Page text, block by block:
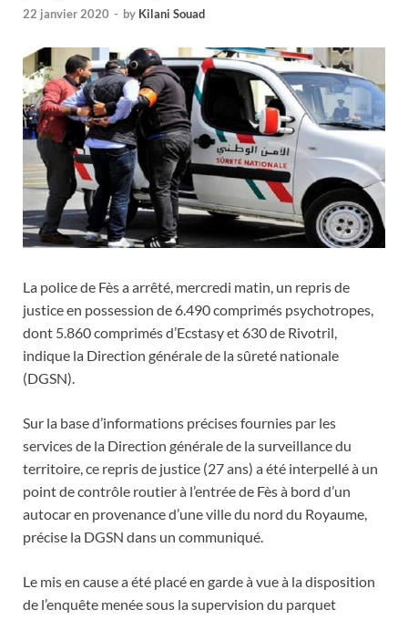
22 janvier 2020 - by Kilani Souad
La police de Fès a arrêté, mercredi matin, un repris de
justice en possession de 6.490 comprimés psychotropes,
dont 5.860 comprimés d’Ecstasy et 630 de Rivotril,
indique la Direction générale de la sûreté nationale
(DGSN).
Sur la base d’informations précises fournies par les
services de la Direction générale de la surveillance du
territoire, ce repris de justice (27 ans) a été interpellé à un
point de contrôle routier à l’entrée de Fès à bord d’un
autocar en provenance d’une ville du nord du Royaume,
précise la DGSN dans un communiqué.
Le mis en cause a été placé en garde à vue à la disposition
de l’enquête menée sous la supervision du parquet